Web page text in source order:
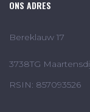
ONS ADRES
Bereklauw 17
3738TG
RSIN: 857093526